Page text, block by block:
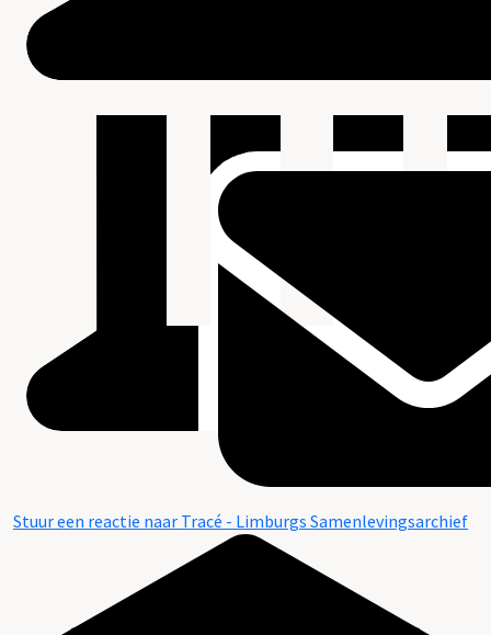
Stuur een reactie naar Tracé - Limburgs Samenlevingsarchief